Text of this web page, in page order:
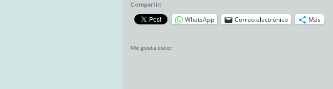
Compartir:
WhatsApp Correo electrónico Más
Me gusta esto: